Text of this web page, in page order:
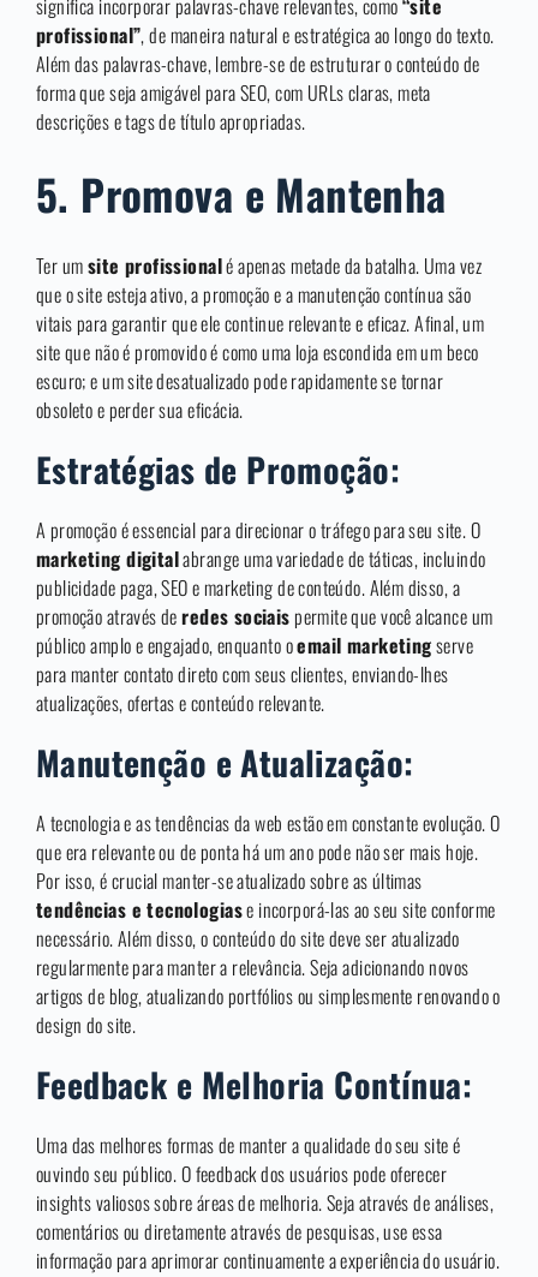
significa incorporar palavras-chave relevantes, como“site
profissional”, de maneira natural e estratégica ao longo do texto.
Além das palavras-chave, lembre-se de estruturar o conteúdo de
forma que seja amigável para SEO, com URLs claras, meta
descrições e tags de título apropriadas.
5. Promova e Mantenha
Ter umsite profissionalé apenas metade da batalha. Uma vez
que o site esteja ativo, a promoção e a manutenção contínua são
vitais para garantir que ele continue relevante e eficaz. Afinal, um
site que não é promovido é como uma loja escondida em um beco
escuro; e um site desatualizado pode rapidamente se tornar
obsoleto e perder sua eficácia.
Estratégias de Promoção:
A promoção é essencial para direcionar o tráfego para seu site. O
marketing digitalabrange uma variedade de táticas, incluindo
publicidade paga, SEO e marketing de conteúdo. Além disso, a
promoção através deredes sociaispermite que você alcance um
público amplo e engajado, enquanto oemail marketingserve
para manter contato direto com seus clientes, enviando-lhes
atualizações, ofertas e conteúdo relevante.
Manutenção e Atualização:
A tecnologia e as tendências da web estão em constante evolução. O
que era relevante ou de ponta há um ano pode não ser mais hoje.
Por isso, é crucial manter-se atualizado sobre as últimas
tendências e tecnologiase incorporá-las ao seu site conforme
necessário. Além disso, o conteúdo do site deve ser atualizado
regularmente para manter a relevância. Seja adicionando novos
artigos de blog, atualizando portfólios ou simplesmente renovando o
design do site.
Feedback e Melhoria Contínua:
Uma das melhores formas de manter a qualidade do seu site é
ouvindo seu público. O feedback dos usuários pode oferecer
insights valiosos sobre áreas de melhoria. Seja através de análises,
comentários ou diretamente através de pesquisas, use essa
informação para aprimorar continuamente a experiência do usuário.